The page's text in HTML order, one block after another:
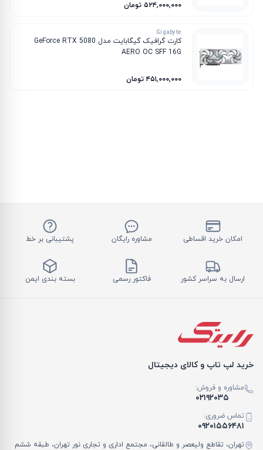
۵۲۴٬۰۰۰٬۰۰۰ تومان
Gigabyte
کارت گرافیک گیگابایت مدل GeForce RTX 5080
AERO OC SFF 16G
۴۵۱٬۰۰۰٬۰۰۰ تومان
امکان خرید اقساطی مشاوره رایگان پشتیبانی بر خط
ارسال به سراسر کشور فاکتور رسمی بسته بندی ایمن
خرید لپ تاپ و کالای دیجیتال
مشاوره و فروش:
۰۲۱۹۲۰۳۵
تماس ضروری:
۰۹۲۰۱۵۵۶۴۸۱
تهران، تقاطع ولیعصر و طالقانی، مجتمع اداری و تجاری نور تهران، طبقه ششم